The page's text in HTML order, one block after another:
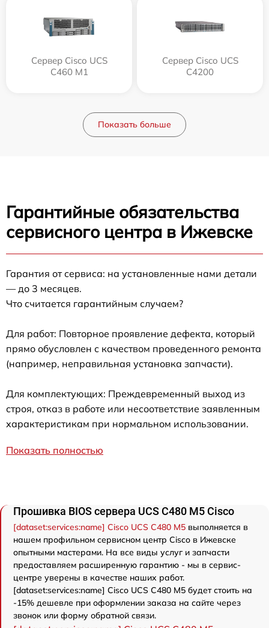
Сервер Cisco UCS
C460 M1
Сервер Cisco UCS
C4200
Показать больше
Гарантийные обязательства
сервисного центра в Ижевске
Гарантия от сервиса: на установленные нами детали
— до 3 месяцев.
Что считается гарантийным случаем?
Для работ: Повторное проявление дефекта, который
прямо обусловлен с качеством проведенного ремонта
(например, неправильная установка запчасти).
Для комплектующих: Преждевременный выход из
строя, отказ в работе или несоответствие заявленным
характеристикам при нормальном использовании.
Показать полностью
Прошивка BIOS сервера UCS C480 M5 Cisco
[dataset:services:name] Cisco UCS C480 M5 выполняется в
нашем профильном сервисном центр Cisco в Ижевске
опытными мастерами. На все виды услуг и запчасти
предоставляем расширенную гарантию - мы в сервис-
центре уверены в качестве наших работ.
[dataset:services:name] Cisco UCS C480 M5 будет стоить на
-15% дешевле при оформлении заказа на сайте через
звонок или форму обратной связи.